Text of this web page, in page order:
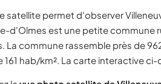
satellite permet d'observer
d'Olmes est une petite commune
La commune rassemble près de
161 hab/km². La carte interactive